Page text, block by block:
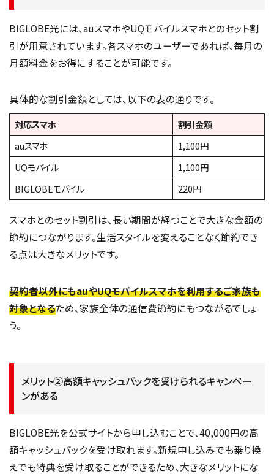
BIGLOBE光には、auスマホやUQモバイルスマホとのセット割
引が用意されています。各スマホのユーザーであれば、毎月の
月額料金をお得にすることが可能です。
具体的な割引金額としては、以下の表の通りです。
対応スマホ
割引金額
auスマホ
1,100円
UQモバイル
1,100円
BIGLOBEモバイル
220円
スマホとのセット割引は、長い期間が経つことで大きな金額の
節約につながります。生活スタイルを変えることなく節約でき
る点は大きなメリットです。
契約者以外にもauやUQモバイルスマホを利用するご家族も
対象となるため、家族全体の通信費節約にもつながるでしょ
う。
メリット②高額キャッシュバックを受けられるキャンペー
ンがある
BIGLOBE光を公式サイトから申し込むことで、40,000円の高
額キャッシュバックを受け取れます。新規申し込みでも乗り換
えでも特典を受け取ることができるため、大きなメリットにな